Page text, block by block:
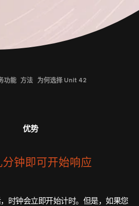
功能 方法 为何选择 Unit 42
优势
分钟即可开始响应
时钟会立即开始计时。但是，如果您